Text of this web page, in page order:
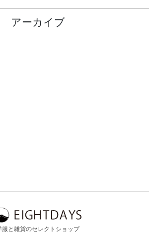
アーカイブ
服と雑貨のセレクトショップ